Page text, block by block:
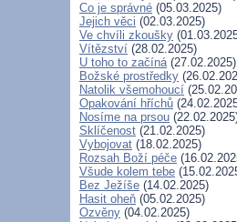
Co je správné (05.03.2025)
Jejich věci (02.03.2025)
Ve chvíli zkoušky
Vítězství (28.02.2025)
U toho to začíná(27.02.2025)
Božské prostředky
Natolik všemohoucí
Opakování hříchů
Nosíme na prsou
Sklíčenost (21.02.2025)
Vybojovat (18.02.2025)
Rozsah Boží péče
Všude kolem tebe
Bez Ježíše (14.02.2025)
Hasit oheň (05.02.2025)
Ozvěny (04.02.2025)